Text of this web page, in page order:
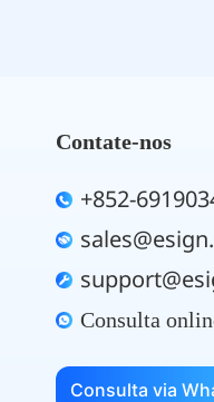
Contate-nos
+852-
Consulta
Consulta via